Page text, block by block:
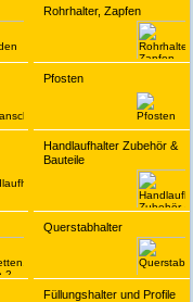
Rohrhalter, Zapfen
Pfosten
Handlaufhalter Zubehör &
Bauteile
Querstabhalter
Füllungshalter und Profile